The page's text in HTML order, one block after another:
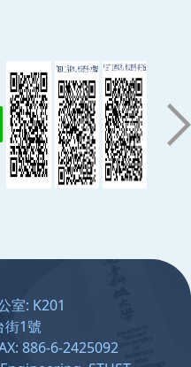
室: K201
街1號
886-6-2425092